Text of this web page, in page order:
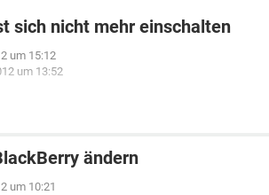
sich nicht mehr einschalten
um 15:12
um 13:52
ändern
um 10:21